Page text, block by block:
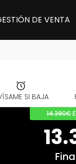
DE VENTA
SI BAJA
14.390€